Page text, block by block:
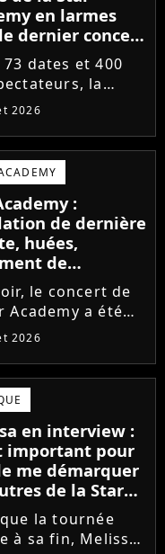
en larmes
dernier concert
73 dates et 400
la
de la Star
vient de se
dans les
Sur les réseaux
les élèves
un dernier
au public...
2026
:
de dernière
huées,
de
Que s'est-il
au concert de
hier soir ?
le concert de
Academy a été
Quelques
avant le show,
ont
ne pas vouloir
sur scène pour
politiques.
2026
en interview :
important pour
me démarquer
de la Star
la tournée
à sa fin, Melissa